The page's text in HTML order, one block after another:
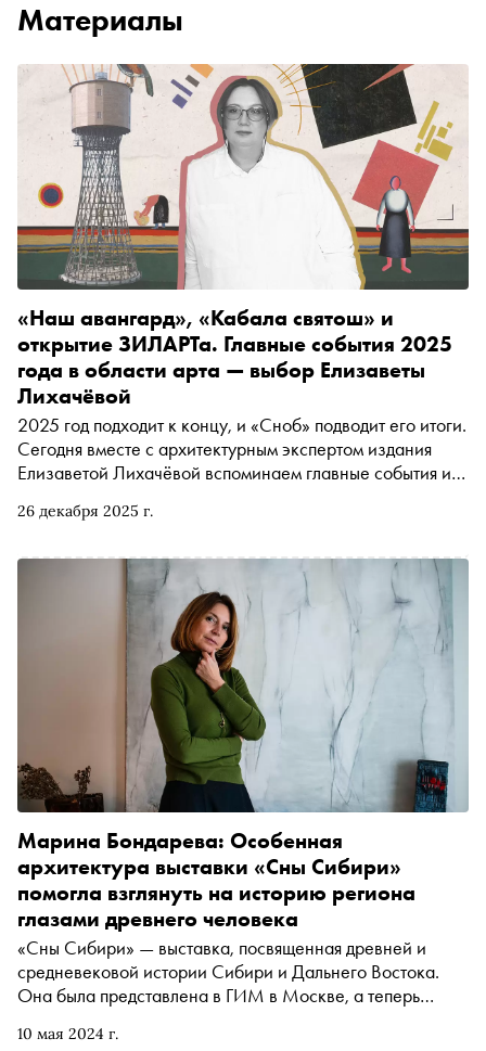
Материалы
26 декабря 2025 г.
«Наш авангард», «Кабала святош» и
открытие ЗИЛАРТа. Главные события 2025
года в области арта — выбор Елизаветы
Лихачёвой
2025 год подходит к концу, и «Сноб» подводит его итоги.
Сегодня вместе с архитектурным экспертом издания
Елизаветой Лихачёвой вспоминаем главные события из
выставочного центра ЗИЛАРТ и премьеры «Кабалы
Русском музее и революционного переноса Шуховской
башни в Выксе
10 мая 2024 г.
Марина Бондарева: Особенная
архитектура выставки «Сны Сибири»
помогла взглянуть на историю региона
глазами древнего человека
«Сны Сибири» — выставка, посвященная древней и
средневековой истории Сибири и Дальнего Востока.
Она была представлена в ГИМ в Москве, а теперь
Мариной Бондаревой, идеологом и вдохновителем